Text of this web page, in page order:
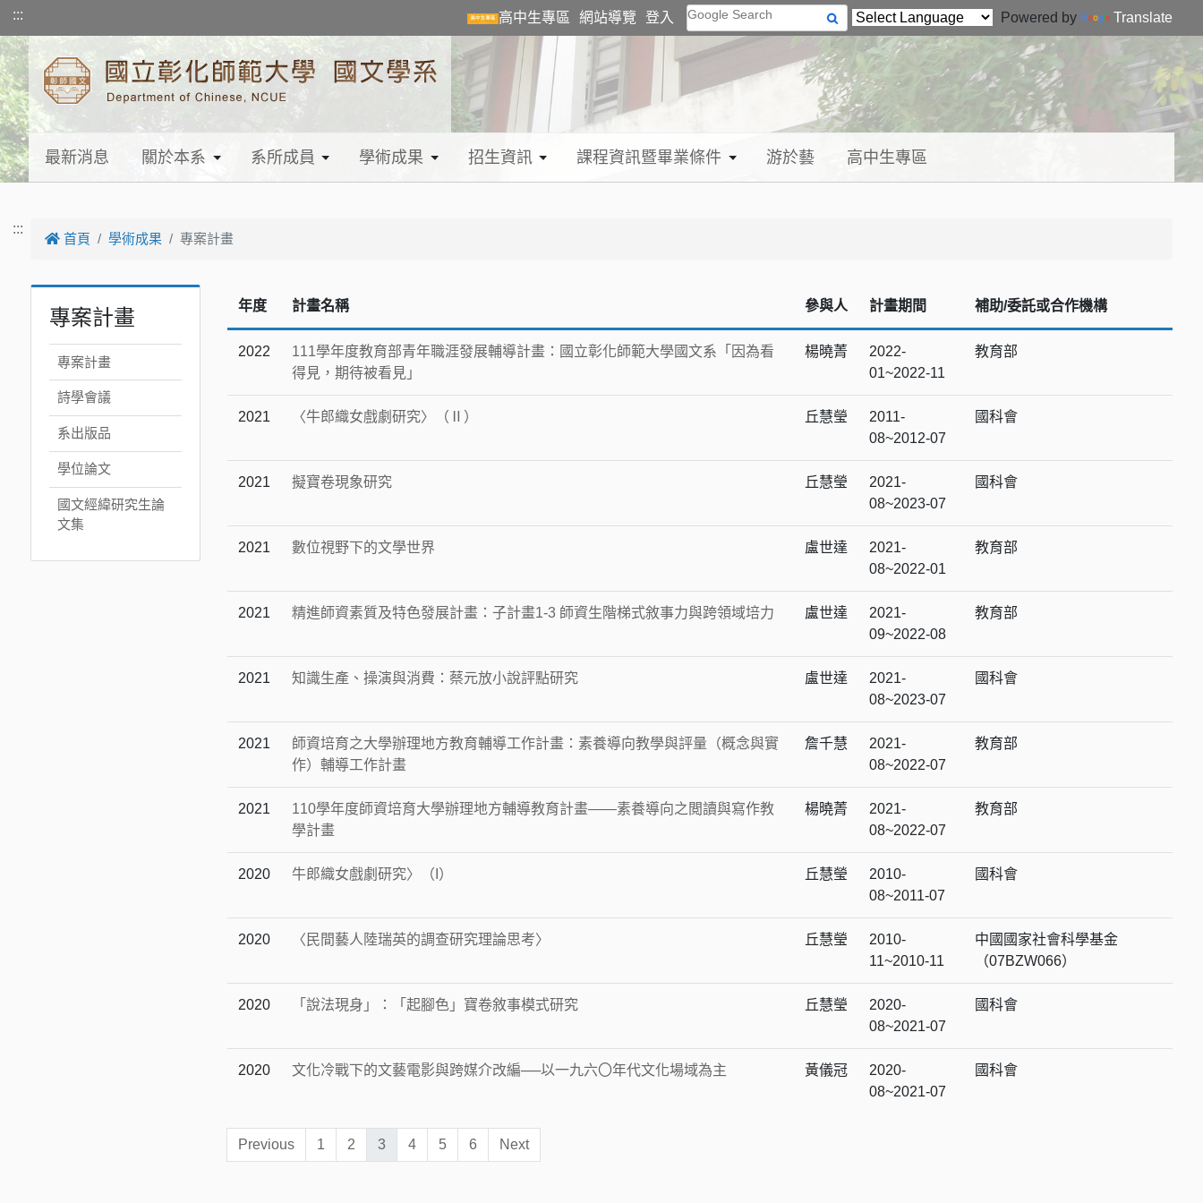
跳到主要內容
::: 高中生專區 網站導覽 登入 Google Search Powered by Translate
最新消息 關於本系 系所成員 學術成果 招生資訊 課程資訊暨畢業條件 游於藝 高中生專區
:::
首頁 學術成果 專案計畫
專案計畫
專案計畫
詩學會議
系出版品
學位論文
國文經緯研究生論
文集
年度 計畫名稱 參與人 計畫期間 補助/委託或合作機構
2022
111學年度教育部青年職涯發展輔導計畫：國立彰化師範大學國文系「因為看
得見，期待被看見」
楊曉菁
2022-
01~2022-11
教育部
2021 〈牛郎織女戲劇研究〉（Ⅱ） 丘慧瑩
2011-
08~2012-07
國科會
2021 擬寶卷現象研究 丘慧瑩
2021-
08~2023-07
國科會
2021 數位視野下的文學世界 盧世達
2021-
08~2022-01
教育部
2021 精進師資素質及特色發展計畫：子計畫1-3 師資生階梯式敘事力與跨領域培力 盧世達
2021-
09~2022-08
教育部
2021 知識生產、操演與消費：蔡元放小說評點研究 盧世達
2021-
08~2023-07
國科會
2021
師資培育之大學辦理地方教育輔導工作計畫：素養導向教學與評量（概念與實
作）輔導工作計畫
詹千慧
2021-
08~2022-07
教育部
2021
110學年度師資培育大學辦理地方輔導教育計畫——素養導向之閲讀與寫作教
學計畫
楊曉菁
2021-
08~2022-07
教育部
2020 牛郎織女戲劇研究〉（I） 丘慧瑩
2010-
08~2011-07
國科會
2020 〈民間藝人陸瑞英的調查研究理論思考〉 丘慧瑩
2010-
11~2010-11
中國國家社會科學基金
（07BZW066）
2020 「說法現身」：「起腳色」寶卷敘事模式研究 丘慧瑩
2020-
08~2021-07
國科會
2020 文化冷戰下的文藝電影與跨媒介改編──以一九六〇年代文化場域為主 黃儀冠
2020-
08~2021-07
國科會
Previous 1 2 3 4 5 6 Next